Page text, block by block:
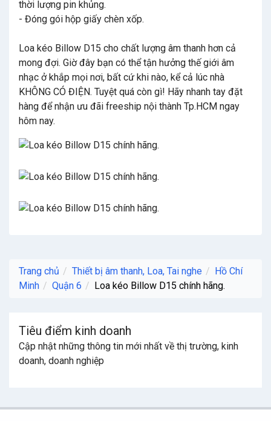
thời lượng pin khủng.
- Đóng gói hộp giấy chèn xốp.
Loa kéo Billow D15 cho chất lượng âm thanh hơn cả
mong đợi. Giờ đây bạn có thể tận hưởng thế giới âm
nhạc ở khắp mọi nơi, bất cứ khi nào, kể cả lúc nhà
KHÔNG CÓ ĐIỆN. Tuyệt quá còn gì! Hãy nhanh tay đặt
hàng để nhận ưu đãi freeship nội thành Tp.HCM ngay
hôm nay.
Trang chủ Thiết bị âm thanh, Loa, Tai nghe
Hồ Chí
Minh
Quận 6 Loa kéo Billow D15 chính hãng.
Tiêu điểm kinh doanh
Cập nhật những thông tin mới nhất về thị trường, kinh
doanh, doanh nghiệp